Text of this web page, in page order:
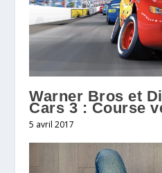
Warner Bros et
Cars 3 : Course
5 avril 2017